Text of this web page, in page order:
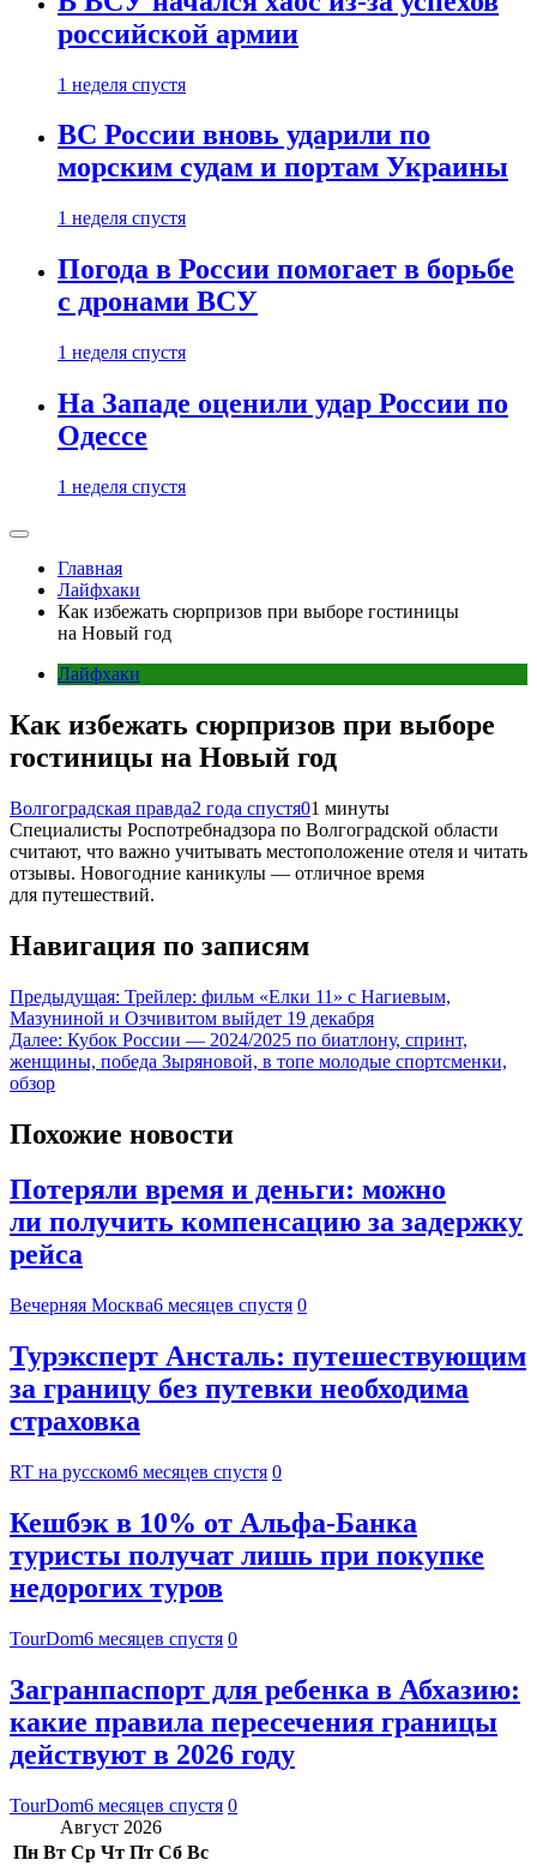
российской армии
1 неделя спустя
ВС России вновь ударили по
морским судам и портам Украины
1 неделя спустя
Погода в России помогает в борьбе
с дронами ВСУ
1 неделя спустя
На Западе оценили удар России по
Одессе
1 неделя спустя
Главная
Лайфхаки
Как избежать сюрпризов при выборе гостиницы
на Новый год
Лайфхаки
Как избежать сюрпризов при выборе
гостиницы на Новый год
Волгоградская правда2 года спустя01 минуты
Специалисты Роспотребнадзора по Волгоградской области
считают, что важно учитывать местоположение отеля и читать
отзывы. Новогодние каникулы — отличное время
для путешествий.
Навигация по записям
Предыдущая: Трейлер: фильм «Елки 11» с Нагиевым,
Мазуниной и Озчивитом выйдет 19 декабря
Далее: Кубок России — 2024/2025 по биатлону, спринт,
женщины, победа Зыряновой, в топе молодые спортсменки,
обзор
Похожие новости
Потеряли время и деньги: можно
ли получить компенсацию за задержку
рейса
Вечерняя Москва6 месяцев спустя 0
Турэксперт Ансталь: путешествующим
за границу без путевки необходима
страховка
RT на русском6 месяцев спустя 0
Кешбэк в 10% от Альфа-Банка
туристы получат лишь при покупке
недорогих туров
TourDom6 месяцев спустя 0
Загранпаспорт для ребенка в Абхазию:
какие правила пересечения границы
действуют в 2026 году
TourDom6 месяцев спустя 0
Август 2026
Пн Вт Ср Чт Пт Сб Вс